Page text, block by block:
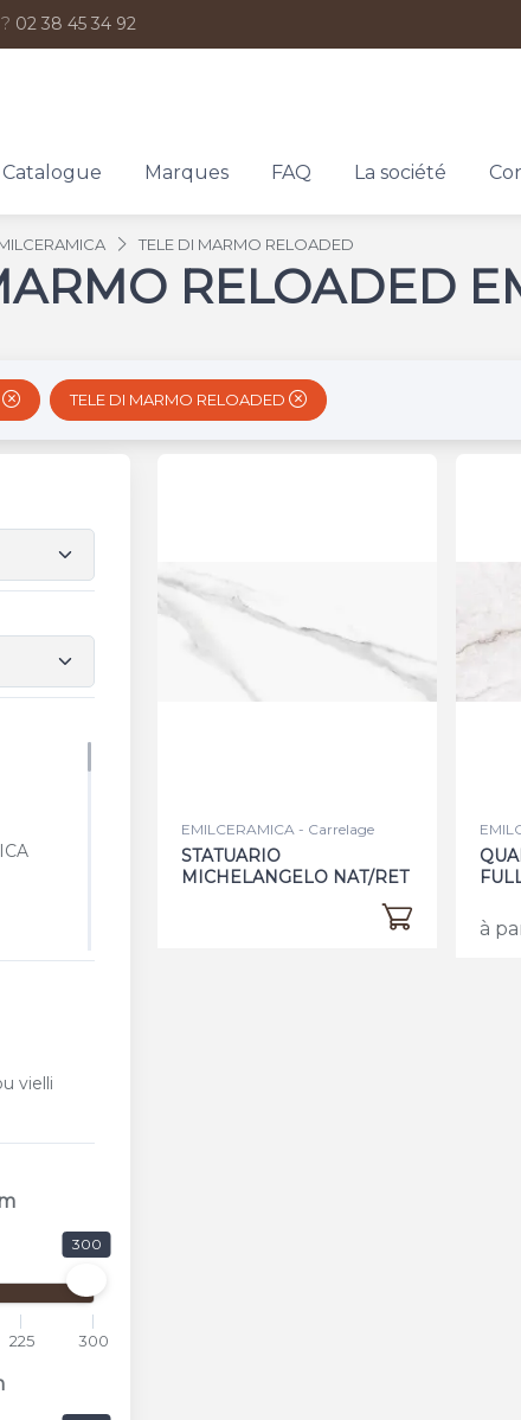
02 38 45 34 92
Catalogue Marques FAQ La société
TELE DI MARMO RELOADED
RELOADED
TELE DI MARMO RELOADED
vielli
300
225 300
EMILCERAMICA - Carrelage
STATUARIO
MICHELANGELO NAT/RET
à